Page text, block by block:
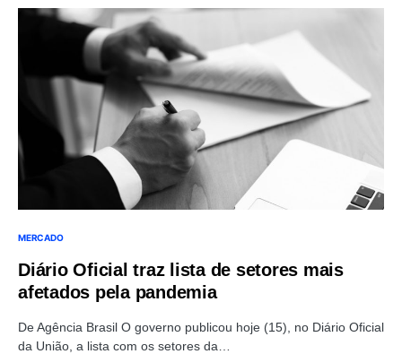
MERCADO
Diário Oficial traz lista de setores mais
afetados pela pandemia
De Agência Brasil O governo publicou hoje (15), no Diário Oficial
da União, a lista com os setores da…